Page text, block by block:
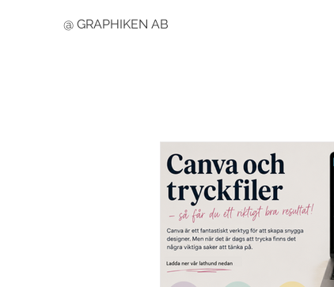
@ GRAPHIKEN AB